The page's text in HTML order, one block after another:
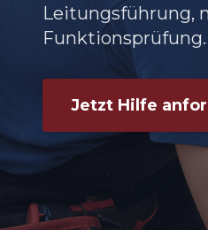
Leitungsführung,
Funktionsprüfung.
Jetzt Hilfe